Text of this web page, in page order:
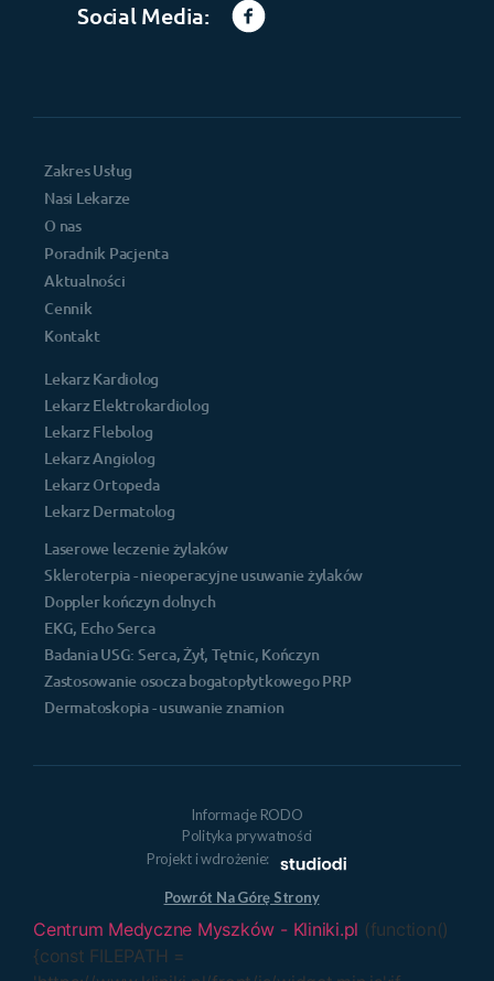
Social Media:
Zakres Usług
Nasi Lekarze
O nas
Poradnik Pacjenta
Aktualności
Cennik
Kontakt
Lekarz Kardiolog
Lekarz Elektrokardiolog
Lekarz Flebolog
Lekarz Angiolog
Lekarz Ortopeda
Lekarz Dermatolog
Laserowe leczenie żylaków
Skleroterpia - nieoperacyjne usuwanie żylaków
Doppler kończyn dolnych
EKG, Echo Serca
Badania USG: Serca, Żył, Tętnic, Kończyn
Zastosowanie osocza bogatopłytkowego PRP
Dermatoskopia - usuwanie znamion
Informacje RODO
Polityka prywatności
Projekt i wdrożenie:
Powrót Na Górę Strony
Centrum Medyczne Myszków - Kliniki.pl (function()
{const FILEPATH =